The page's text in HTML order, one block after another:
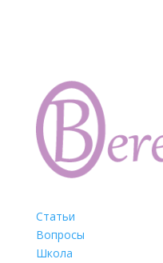
Статьи
Вопросы
Школа